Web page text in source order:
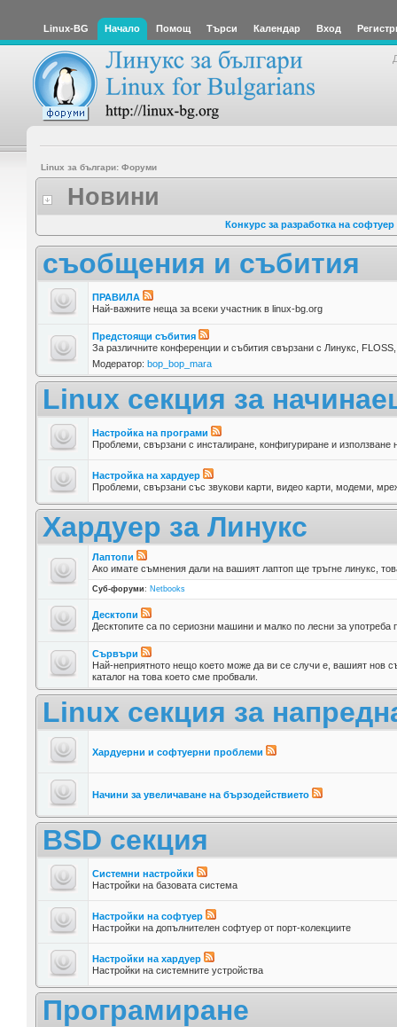
Linux-BG Начало Помощ Търси Календар Вход
Linux за българи: Форуми
Новини
Конкурс за разработка на
съобщения и събития
ПРАВИЛА
Най-важните неща за всеки участник в linux-bg.org
Предстоящи събития
За различните конференции и събития свързани с Линукс,
Модератор:bop_bop_mara
Linux секция за
Настройка на програми
Проблеми, свързани с инсталиране, конфигуриране и използване
Настройка на хардуер
Проблеми, свързани със звукови карти, видео карти, модеми,
Хардуер за Линукс
Лаптопи
Ако имате съмнения дали на вашият лаптоп ще тръгне линукс,
Суб-форуми: Netbooks
Десктопи
Десктопите са по сериозни машини и малко по лесни за употреба
Сървъри
Най-неприятното нещо което може да ви се случи е, вашият нов
каталог на това което сме пробвали.
Linux секция за
Хардуерни и софтуерни проблеми
Начини за увеличаване на бързодействието
BSD секция
Системни настройки
Настройки на базовата система
Настройки на софтуер
Настройки на допълнителен софтуер от порт-колекциите
Настройки на хардуер
Настройки на системните устройства
Програмиране